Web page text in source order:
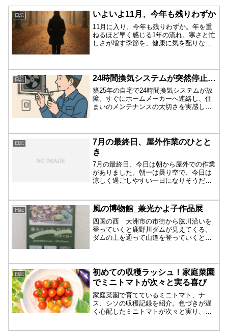
日記 いよいよ11月、今年も残りわずか
11月に入り、今年も残りわずか。年を重
ねるほど早く感じる1年の流れ。寒さと忙
しさが増す季節を、健康に気を配りなが
日記 24時間換気システムが突然停止…
築25年の自宅で24時間換気システムが故
障。すぐにホームメーカーへ連絡し、住
まいのメンテナンスの大切さを実感した
日記
7月の最終日、屋外作業のひとと
き
7月の最終日、今日は朝から屋外での作業
がありました。朝一は曇り空で、今日は
涼しく過ごしやすい一日になりそうだと
い日差しとなりました。曇りの間は確か
に涼しく感じましたが、...
日記 風の博物館_兼光かよ子作品展
四国の西 大洲市の市街から肱川沿いを
登っていくと鹿野川ダムが見えてくる。
ダムの上を通って山道を登っていくと
とで夫婦で見に行った。 「風の博物
館・歌麿館」は、大洲市 肱川...
日記
初めての収穫ラッシュ！家庭菜園
でミニトマトが次々と実る喜び
家庭菜園で育てているミニトマト、ナ
ス、シソの収穫記録を紹介。色づきが遅
く心配したミニトマトが次々と実り、ナ